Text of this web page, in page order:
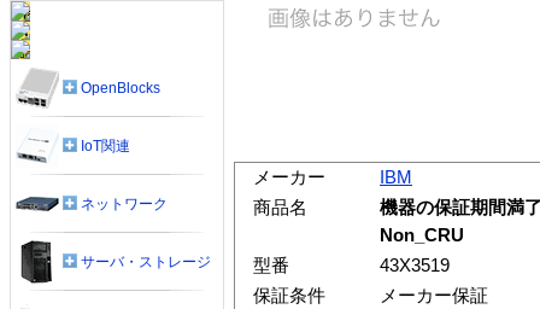
メーカー
IBM
商品名
機器の保証期間満
Non_CRU
型番
43X3519
保証条件
メーカー保証
OpenBlocks
IoT関連
ネットワーク
サーバ・ストレージ